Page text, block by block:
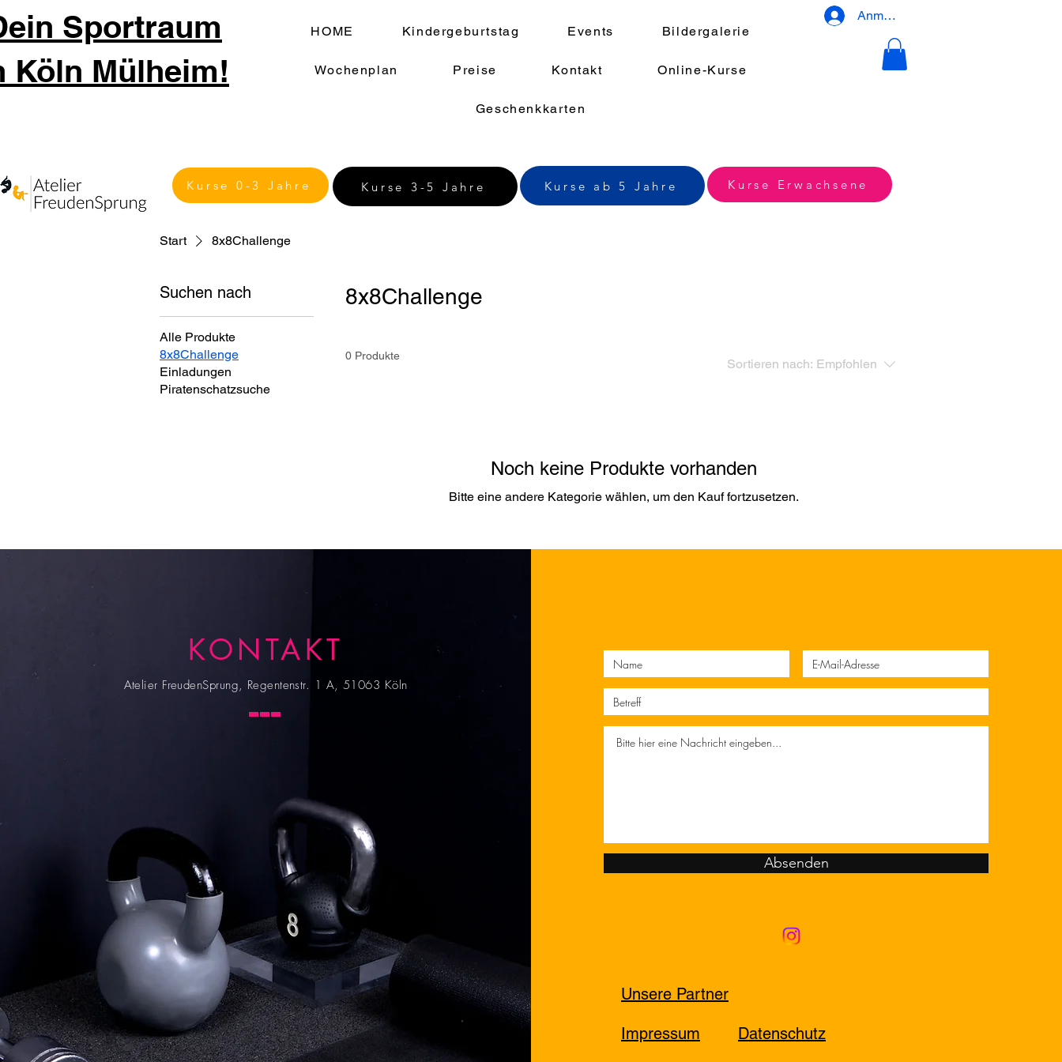
HOME Kindergeburtstag Events Bildergalerie
Wochenplan Preise Kontakt Online-Kurse
Geschenkkarten
Sportraum
Köln Mülheim!
Anmelden
Kurse 0-3 Jahre Kurse 3-5 Jahre Kurse ab 5 Jahre Kurse Erwachsene
Start 8x8Challenge
Suchen nach
Alle Produkte
8x8Challenge
Einladungen
Piratenschatzsuche
8x8Challenge
0 Produkte
Sortieren nach: Empfohlen
Noch keine Produkte vorhanden
Bitte eine andere Kategorie wählen, um den Kauf fortzusetzen.
KONTAKT
Atelier FreudenSprung, Regentenstr. 1 A, 51063 Köln
Absenden
Unsere Partner
Impressum
Datenschutz